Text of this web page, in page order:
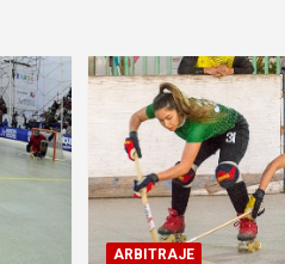
ARBITRAJE